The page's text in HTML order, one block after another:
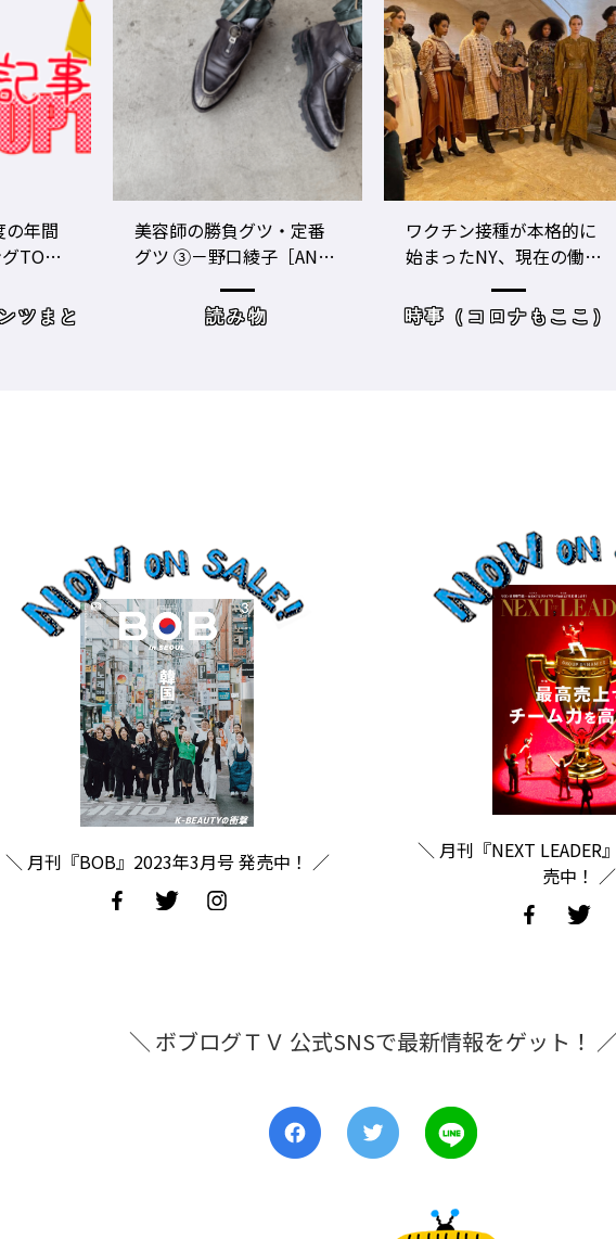
定番
AND
ドザブ
県鎌
ワクチン接種が本格的に
始まったNY、現在の働き
方＆街の様子
時事（コロナもここ）
美容師のビジネスパフォ
ーマンスをあげる！ ト
レーニングジムに潜入
サロンワーク・売り上
＼ 月刊『BOB』2023年3月号 発売中！ ／
＼ 月刊『NEXT LEADER
売中！ ／
＼ ボブログＴＶ 公式SNSで最新情報をゲット！